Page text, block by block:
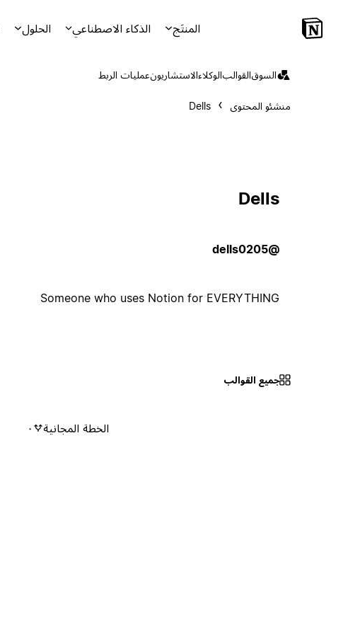
المنتَج الذكاء الاصطناعي الحلول
السوقالقوالبالوكلاءالاستشاريونعمليات الربط
منشئو المحتوى Dells
Dells
@dells0205
Someone who uses Notion for EVERYTHING
جميع القوالب
الخطة المجانية ٠